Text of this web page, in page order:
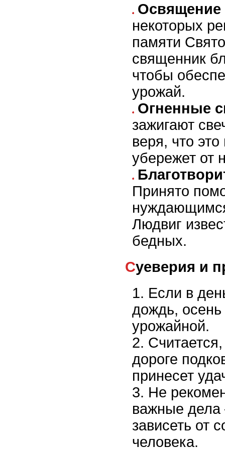
Освящение
некоторых
памяти
священник
чтобы
урожай.
Огненные
зажигают
веря, что
убережет от
Принято
Людвиг
бедных.
Суеверия и
Если в
дождь, осень
урожайной.
дороге
принесет
Не
важные дела
зависеть от
человека.